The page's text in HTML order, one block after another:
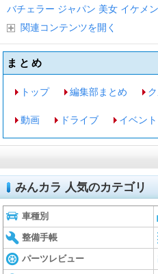
バチェラー ジャパン 美女 イケメン
関連コンテンツを開く
まとめ
トップ 編集部まとめ
動画 ドライブ イベント
みんカラ 人気のカテゴリ
車種別
整備手帳
パーツレビュー